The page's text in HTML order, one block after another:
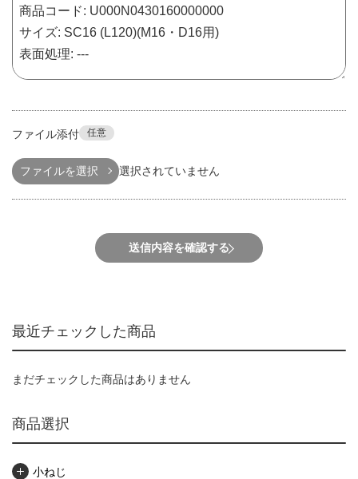
ファイル添付 任意
ファイルを選択 選択されていません
送信内容を確認する
最近チェックした商品
まだチェックした商品はありません
商品選択
小ねじ